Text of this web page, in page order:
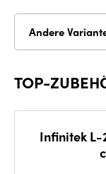
TOP-
Infinitek L-